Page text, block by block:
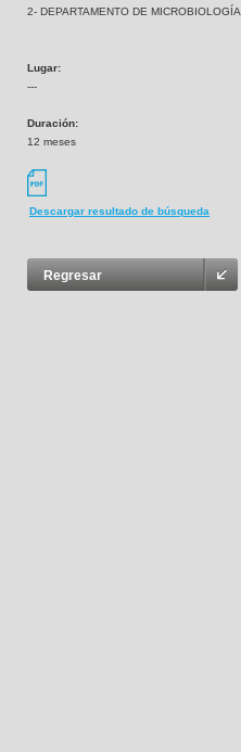
2- DEPARTAMENTO DE MICROBIOLOGÍA
Lugar:
---
Duración:
12 meses
Descargar resultado de búsqueda
Regresar